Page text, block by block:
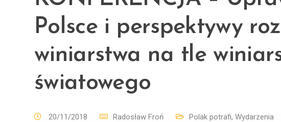
Polsce i perspektywy
winiarstwa na tle
światowego
20/11/2018 Radosław Froń Polak potrafi, Wydarzenia